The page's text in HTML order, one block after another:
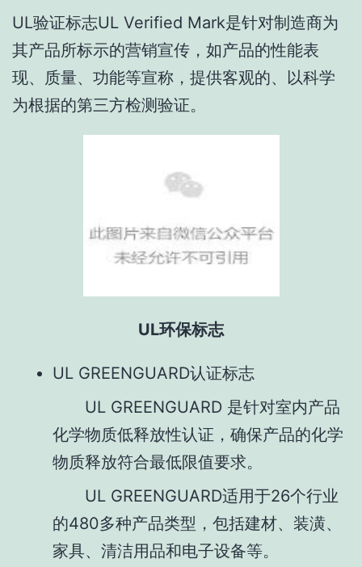
UL验证标志UL Verified Mark是针对制造商为
其产品所标示的营销宣传，如产品的性能表
现、质量、功能等宣称，提供客观的、以科学
为根据的第三方检测验证。
UL环保标志
UL GREENGUARD认证标志
UL GREENGUARD 是针对室内产品
化学物质低释放性认证，确保产品的化学
物质释放符合最低限值要求。
UL GREENGUARD适用于26个行业
的480多种产品类型，包括建材、装潢、
家具、清洁用品和电子设备等。